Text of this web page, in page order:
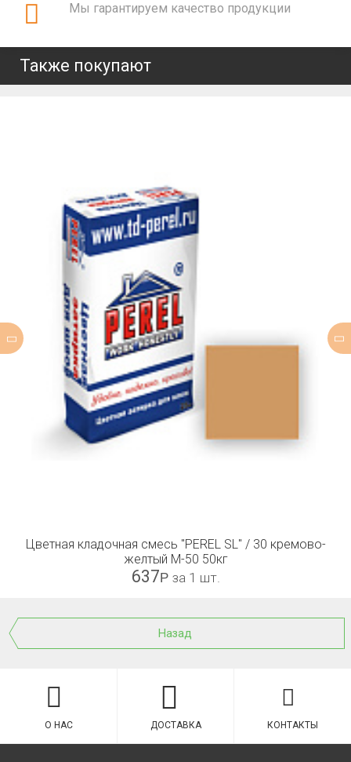
Мы гарантируем качество продукции
Также покупают
Цветная кладочная смесь "PEREL SL" / 30 кремово-
желтый М-50 50кг
637Р за 1 шт.
Назад
О НАС ДОСТАВКА КОНТАКТЫ